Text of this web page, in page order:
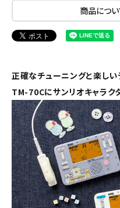
商品につ
正確なチューニングと楽しい
TM-70Cにサンリオキャラク